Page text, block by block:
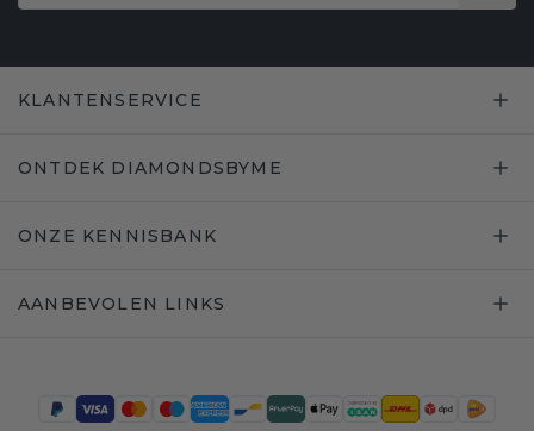
KLANTENSERVICE
ONTDEK DIAMONDSBYME
ONZE KENNISBANK
AANBEVOLEN LINKS